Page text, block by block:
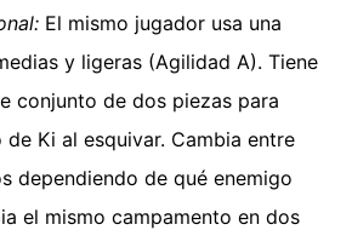
El mismo jugador usa una
y ligeras (Agilidad A). Tiene
conjunto de dos piezas para
Ki al esquivar. Cambia entre
dependiendo de qué enemigo
el mismo campamento en dos